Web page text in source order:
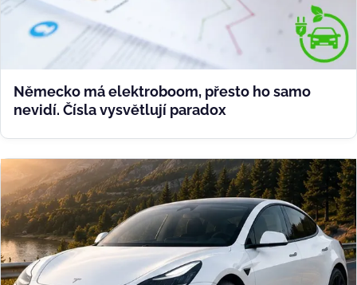
Německo má elektroboom, přesto ho samo
nevidí. Čísla vysvětlují paradox